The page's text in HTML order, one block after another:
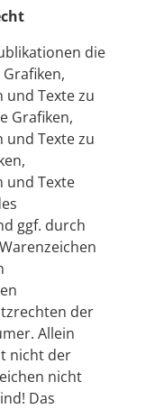
die
und Texte zu
Grafiken,
und Texte zu
und Texte
ggf. durch
der
Allein
nicht der
nicht
Das